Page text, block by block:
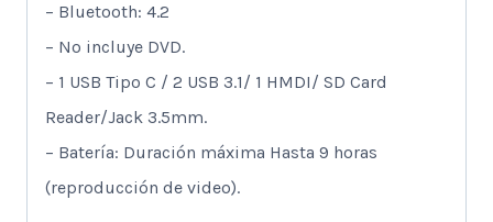
– Bluetooth: 4.2
– No incluye DVD.
– 1 USB Tipo C / 2 USB 3.1/ 1 HMDI/ SD Card
Reader/Jack 3.5mm.
– Batería: Duración máxima Hasta 9 horas
(reproducción de video).